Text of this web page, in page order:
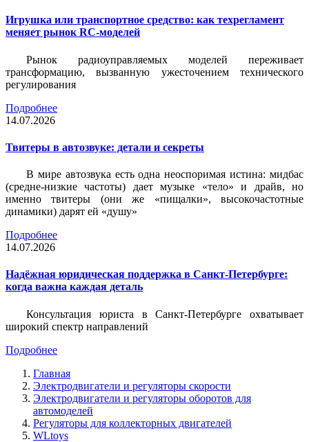
Игрушка или транспортное средство: как техрегламент
меняет рынок RC-моделей
Рынок радиоуправляемых моделей переживает
трансформацию, вызванную ужесточением технического
регулирования
Подробнее
14.07.2026
Твитеры в автозвуке: детали и секреты
В мире автозвука есть одна неоспоримая истина: мидбас
(средне-низкие частоты) дает музыке «тело» и драйв, но
именно твитеры (они же «пищалки», высокочастотные
динамики) дарят ей «душу»
Подробнее
14.07.2026
Надёжная юридическая поддержка в Санкт-Петербурге:
когда важна каждая деталь
Консультация юриста в Санкт-Петербурге охватывает
широкий спектр направлений
Подробнее
Главная
Электродвигатели и регуляторы скорости
Электродвигатели и регуляторы оборотов для
автомоделей
Регуляторы для коллекторных двигателей
WLtoys